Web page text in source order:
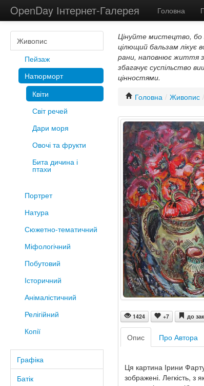
OpenDay Інтернет-Галерея Головна
Живопис
Пейзаж
Натюрморт
Квіти
Світ речей
Дари моря
Овочі та фрукти
Бита дичина і
птахи
Портрет
Натура
Сюжетно-тематичний
Міфологічний
Побутовий
Історичний
Анімалістичний
Релігійний
Копії
Графіка
Батік
Цінуйте мистецтво, бо
цілющий бальзам лікує
рани, наповнює життя
збагачує суспільство
цінностями.
Головна / Живопис /
1424 +7 до
Опис Про Автора
Ця картина Ірини
зображені. Легкість, з